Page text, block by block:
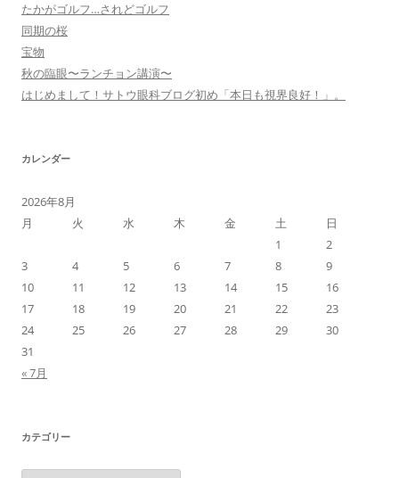
たかがゴルフ…されどゴルフ
同期の桜
宝物
秋の臨眼〜ランチョン講演〜
はじめまして！サトウ眼科ブログ初め「本日も視界良好！」。
カレンダー
2026年8月
月
火 水 木 金 土
日
1
2
3
4 5 6 7 8
9
10
11 12 13 14 15
16
17
18 19 20 21 22
23
24
25 26 27 28 29
30
31
« 7月
カテゴリー
カ